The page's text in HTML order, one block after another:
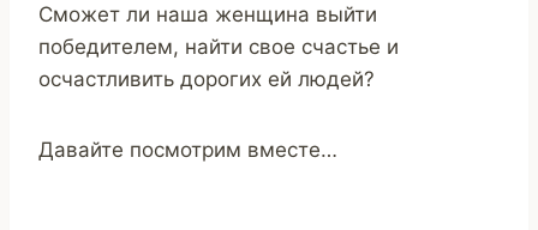
Сможет ли наша женщина выйти
победителем, найти свое счастье и
осчастливить дорогих ей людей?
Давайте посмотрим вместе…